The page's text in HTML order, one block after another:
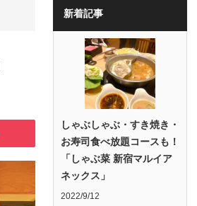
新着記事
しゃぶしゃぶ・すき焼き・
お寿司食べ放題コースも！
「しゃぶ菜 新宿マルイア
ネックス」
2022/9/12